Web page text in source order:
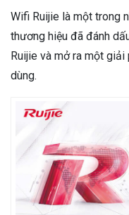
Wifi Ruijie là một trong
thương hiệu đã đánh
Ruijie và mở ra một
dùng.